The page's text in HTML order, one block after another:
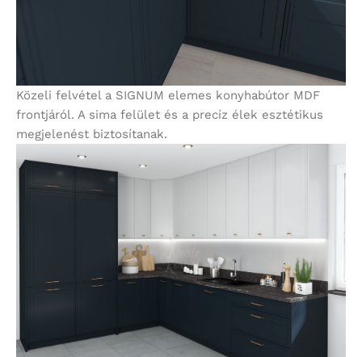
Közeli felvétel a SIGNUM elemes konyhabútor MDF
frontjáról. A sima felület és a precíz élek esztétikus
megjelenést biztosítanak.